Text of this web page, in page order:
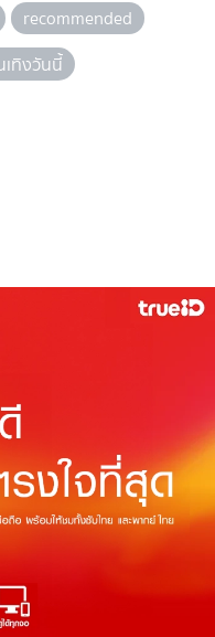
recommended
เทิงวันนี้